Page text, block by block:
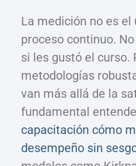
La medición no es el
proceso continuo.
si les gustó el curso.
metodologías
van más allá de la
fundamental
capacitación cómo
desempeño sin